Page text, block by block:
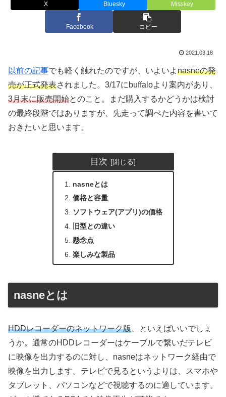
X Bluesky Misskey
Facebook コピー
2021.03.18
以前の記事でも軽く触れたのですが、いよいよnasneの発
売が正式発表されました。3/17にbuffaloより案内があり、
3月末に販売開始とのこと。まだ購入するかどうかは検討
の最終段階ではありますが、先走って調べた内容を書いて
おきたいと思います。
目次
nasneとは
価格と容量
ソフトウェア(アプリ)の価格
旧型との違い
懸念点
楽しみな製品
nasneとは
HDDレコーダーのネットワーク版 、といえばいいでしょ
うか。通常のHDDレコーダーはケーブルで繋いだテレビ
に映像を出力するのに対し、nasneはネットワーク経由で
映像を出力します。テレビで見るというよりは、スマホや
タブレット、パソコンなどで視聴するのに適しています。